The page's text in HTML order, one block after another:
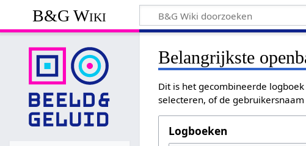
B&G Wiki
Belangrijkste
Dit is het gecombineerde
selecteren, of de
Logboeken